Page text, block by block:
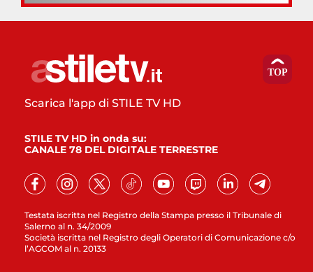
Testata iscritta nel Registro della Stampa presso il Tribunale di
Salerno al n. 34/2009
Società iscritta nel Registro degli Operatori di Comunicazione c/o
l’AGCOM al n. 20133
Scarica l'app di STILE TV HD
STILE TV HD in onda su:
CANALE 78 DEL DIGITALE TERRESTRE